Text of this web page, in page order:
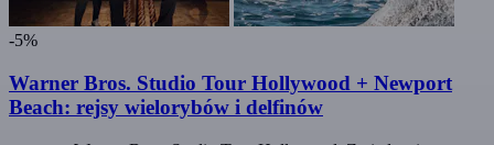
-5%
Warner Bros. Studio Tour Hollywood + Newport
Beach: rejsy wielorybów i delfinów